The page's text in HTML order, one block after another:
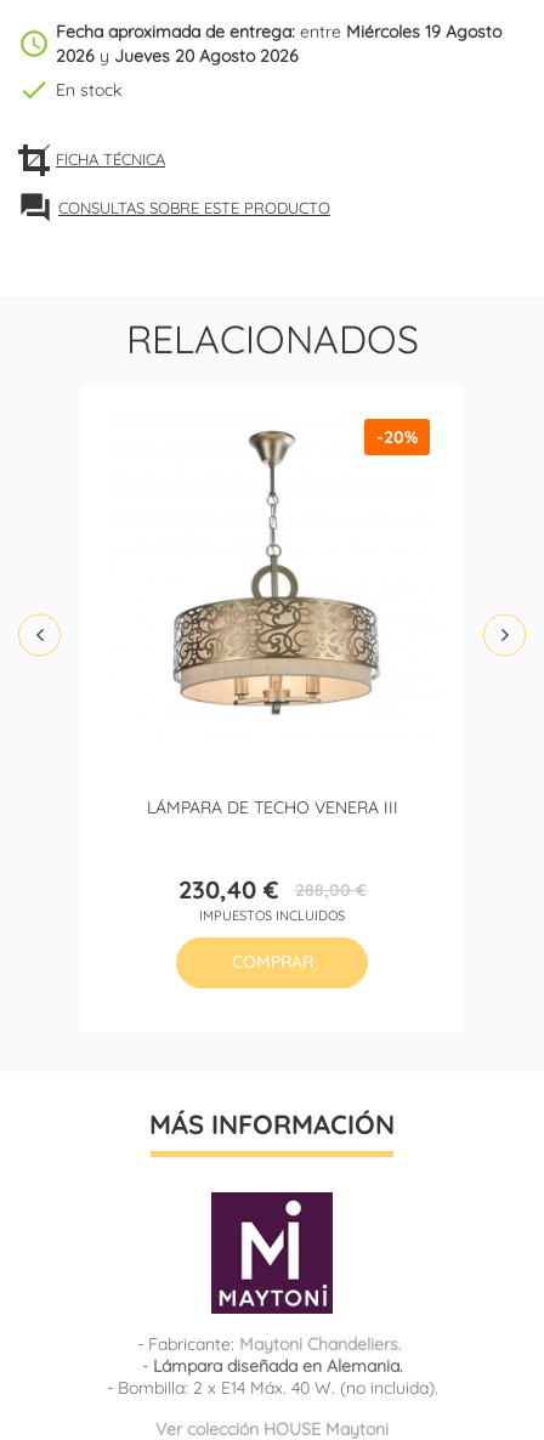
schedule Fecha aproximada de entrega: entre Miércoles 19 Agosto
2026 y Jueves 20 Agosto 2026
check En stock
FICHA TÉCNICA
forum CONSULTAS SOBRE ESTE PRODUCTO
RELACIONADOS
LÁMPARA DE TECHO VENERA III
Precio
230,40 €Precio
base
288,00 €
IMPUESTOS INCLUIDOS
-20%
COMPRAR
MÁS INFORMACIÓN
- Fabricante: Maytoni Chandeliers.
- Lámpara diseñada en Alemania.
- Bombilla: 2 x E14 Máx. 40 W. (no incluida).
Ver colección HOUSE Maytoni